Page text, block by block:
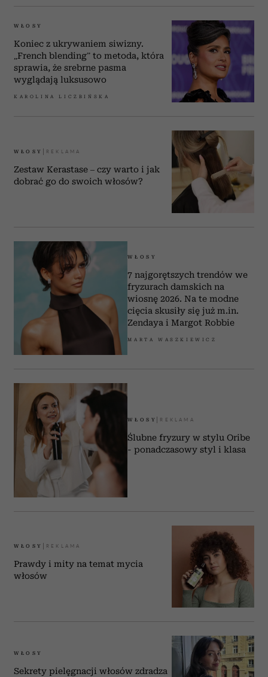
WŁOSY
Koniec z ukrywaniem siwizny.
„French blending” to metoda, która
sprawia, że srebrne pasma
wyglądają luksusowo
KAROLINA LICZBIŃSKA
WŁOSY
Zestaw Kerastase – czy warto i jak
dobrać go do swoich włosów?
WŁOSY
7 najgorętszych trendów we
fryzurach damskich na
wiosnę 2026. Na te modne
cięcia skusiły się już m.in.
Zendaya i Margot Robbie
MARTA WASZKIEWICZ
WŁOSY
Ślubne fryzury w stylu Oribe
- ponadczasowy styl i klasa
WŁOSY
Prawdy i mity na temat mycia
włosów
WŁOSY
Sekrety pielęgnacji włosów zdradza